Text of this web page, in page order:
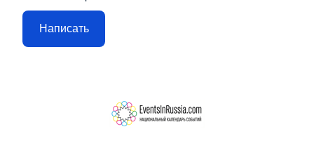
Написать